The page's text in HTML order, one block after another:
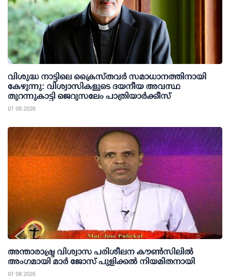
വിശുദ്ധ നാട്ടിലെ ക്രൈസ്തവർ സമാധാനത്തിനായി
കേഴുന്നു: വിശ്വാസികളുടെ ദയനീയ അവസ്ഥ
തുറന്നുകാട്ടി ജെറുസലേം പാത്രിയാർക്കീസ്
07 08 2026
അന്താരാഷ്ട്ര വിശ്വാസ പരിശീലന കൗണ്‍സിലില്‍
അംഗമായി മാര്‍ ജോസ് പുളിക്കല്‍ നിയമിതനായി
07 08 2026